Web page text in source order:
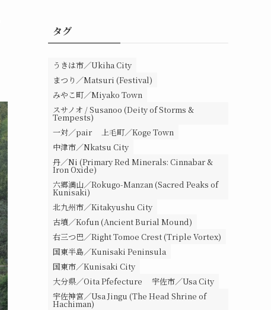
タグ
うきは市／Ukiha City
まつり／Matsuri (Festival)
みやこ町／Miyako Town
スサノオ / Susanoo (Deity of Storms &
Tempests)
一対／pair
上毛町／Koge Town
中津市／Nkatsu City
丹／Ni (Primary Red Minerals: Cinnabar &
Iron Oxide)
六郷満山／Rokugo-Manzan (Sacred Peaks of
Kunisaki)
北九州市／Kitakyushu City
古墳／Kofun (Ancient Burial Mound)
右三つ巴／Right Tomoe Crest (Triple Vortex)
国東半島／Kunisaki Peninsula
国東市／Kunisaki City
大分県／Oita Pfefecture
宇佐市／Usa City
宇佐神宮／Usa Jingu (The Head Shrine of
Hachiman)